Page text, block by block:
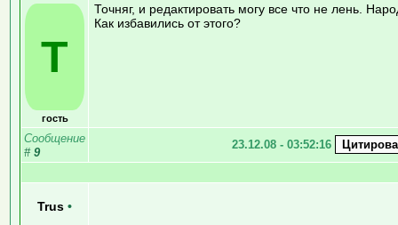
T
гость
Точняг, и редактировать могу все что не лень.
Как избавились от этого?
Сообщение
# 9
23.12.08 - 03:52:16
Trus •